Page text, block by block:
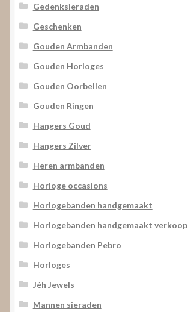
Gedenksieraden
Geschenken
Gouden Armbanden
Gouden Horloges
Gouden Oorbellen
Gouden Ringen
Hangers Goud
Hangers Zilver
Heren armbanden
Horloge occasions
Horlogebanden handgemaakt
Horlogebanden handgemaakt verkoop
Horlogebanden Pebro
Horloges
Jéh Jewels
Mannen sieraden